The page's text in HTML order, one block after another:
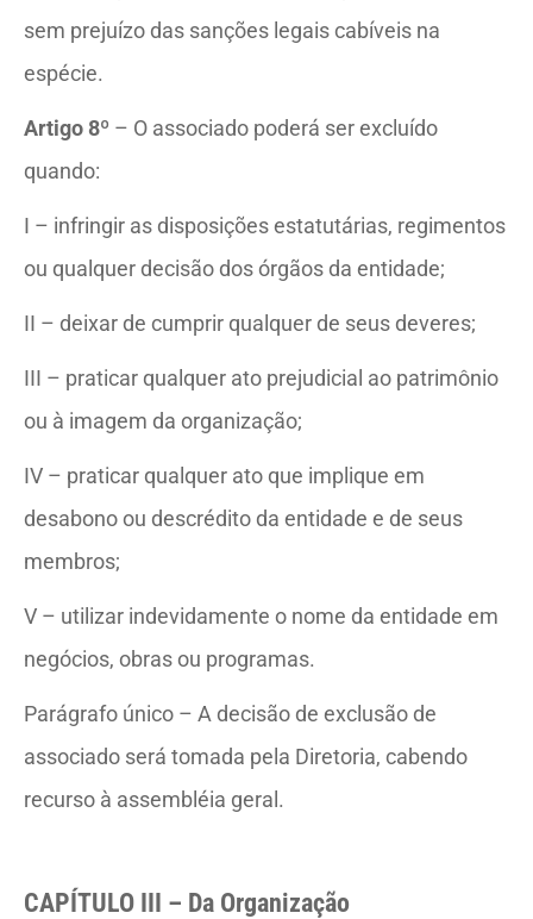
sem prejuízo das sanções legais cabíveis na
espécie.
Artigo 8º – O associado poderá ser excluído
quando:
I – infringir as disposições estatutárias, regimentos
ou qualquer decisão dos órgãos da entidade;
II – deixar de cumprir qualquer de seus deveres;
III – praticar qualquer ato prejudicial ao patrimônio
ou à imagem da organização;
IV – praticar qualquer ato que implique em
desabono ou descrédito da entidade e de seus
membros;
V – utilizar indevidamente o nome da entidade em
negócios, obras ou programas.
Parágrafo único – A decisão de exclusão de
associado será tomada pela Diretoria, cabendo
recurso à assembléia geral.
CAPÍTULO III – Da Organização